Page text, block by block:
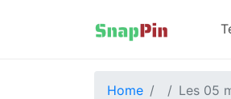
Home Les 05